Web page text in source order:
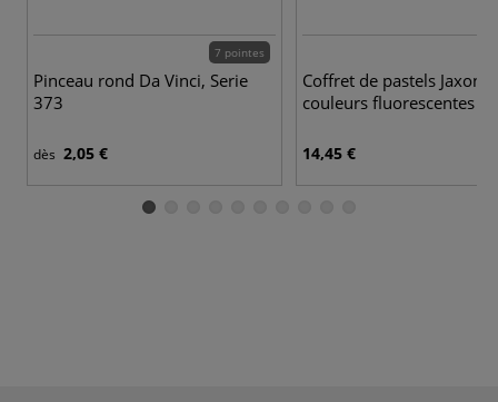
7 pointes
Pinceau rond Da Vinci, Serie
373
dès 2,05 €
Coffret de pastels Jaxon
couleurs fluorescentes
14,45 €